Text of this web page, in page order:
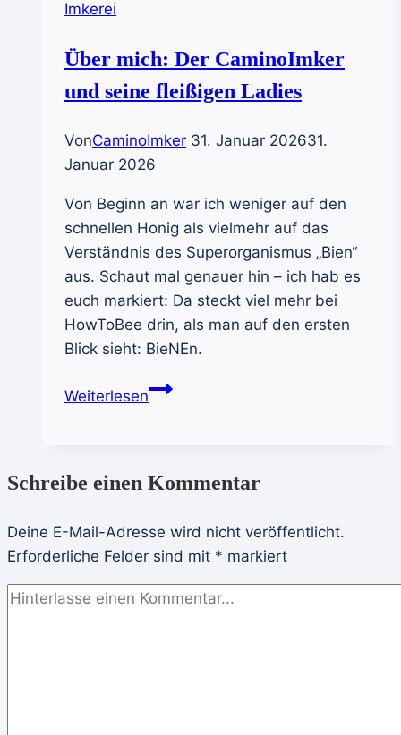
Imkerei
Über mich: Der CaminoImker
und seine fleißigen Ladies
VonCaminoImker 31. Januar 202631.
Januar 2026
Von Beginn an war ich weniger auf den
schnellen Honig als vielmehr auf das
Verständnis des Superorganismus „Bien“
aus. Schaut mal genauer hin – ich hab es
euch markiert: Da steckt viel mehr bei
HowToBee drin, als man auf den ersten
Blick sieht: BieNEn.
WeiterlesenÜber
und
fleißigen
Ladies
Schreibe einen Kommentar
Deine E-Mail-Adresse wird nicht veröffentlicht.
Erforderliche Felder sind mit * markiert